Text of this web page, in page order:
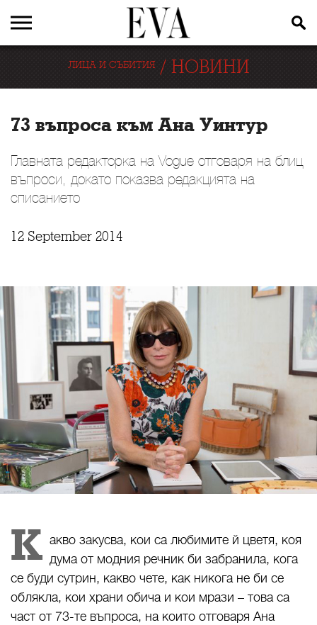
ЛИЦА И СЪБИТИЯ/ НОВИНИ
73 въпроса към Ана Уинтур
Главната редакторка на Vogue отговаря на блиц
въпроси, докато показва редакцията на
списанието
12 September 2014
К акво закусва, кои са любимите й цветя, коя
дума от модния речник би забранила, кога
се буди сутрин, какво чете, как никога не би се
облякла, кои храни обича и кои мрази – това са
част от 73-те въпроса, на които отговаря Ана